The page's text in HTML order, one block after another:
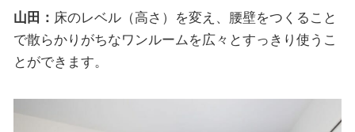
山田： 床のレベル（高さ）を変え、腰壁をつくること
で散らかりがちなワンルームを広々とすっきり使うこ
とができます。